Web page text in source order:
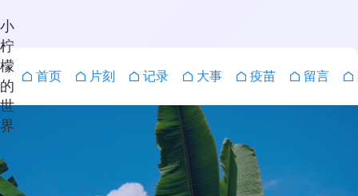
小
柠
檬
的
世
界
首页 片刻 记录 大事 疫苗 留言